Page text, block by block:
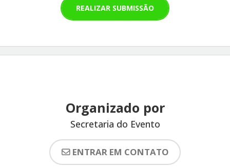
REALIZAR SUBMISSÃO
Organizado por
Secretaria do Evento
ENTRAR EM CONTATO